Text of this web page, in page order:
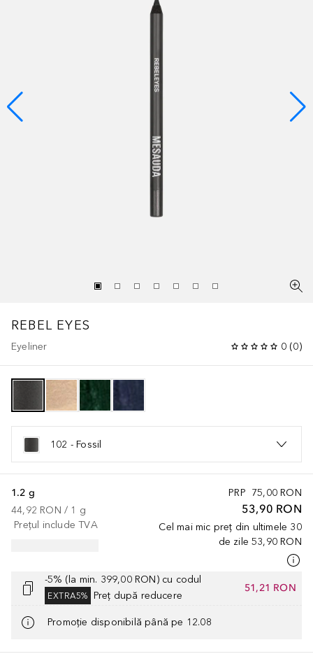
REBEL EYES
Eyeliner 0 (0)
102 - Fossil
PRP 75,00 RON
53,90 RON
Cel mai mic preț din ultimele 30
de zile 53,90 RON
1.2 g
44,92 RON / 1 g
Prețul include TVA
-5% (la min. 399,00 RON) cu codul
EXTRA5% Preț după reducere
51,21 RON
Promoție disponibilă până pe 12.08